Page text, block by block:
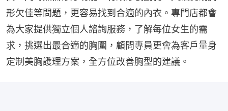
形欠佳等問題，更容易找到合適的內衣。專門店都會
為大家提供獨立個人諮詢服務，了解每位女生的需
求，挑選出最合適的胸圍，顧問專員更會為客戶量身
定制美胸護理方案，全方位改善胸型的建議。